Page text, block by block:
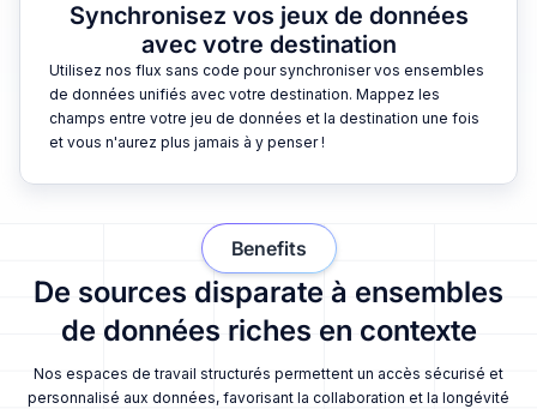
Synchronisez vos jeux de données
avec votre destination
Utilisez nos flux sans code pour synchroniser vos ensembles
de données unifiés avec votre destination. Mappez les
champs entre votre jeu de données et la destination une fois
et vous n'aurez plus jamais à y penser !
De sources disparate à ensembles
de données riches en contexte
Nos espaces de travail structurés permettent un accès sécurisé et
personnalisé aux données, favorisant la collaboration et la longévité
Benefits